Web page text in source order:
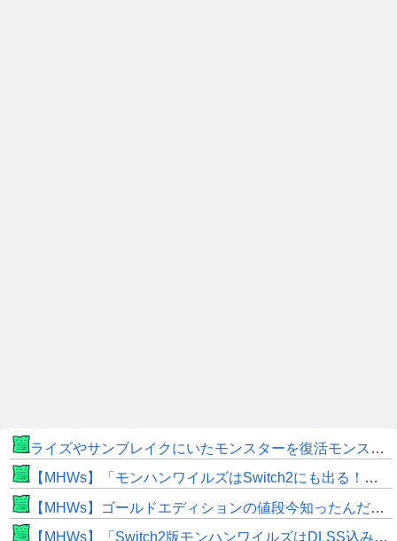
ライズやサンブレイクにいたモンスターを復活モンスターと呼ぶのはやめよう
【MHWs】「モンハンワイルズはSwitch2にも出る！」👈こいつにかけたい言葉ｗｗｗｗｗｗｗｗｗ
【MHWs】ゴールドエディションの値段今知ったんだけどやっっっっっっすwwwww
【MHWs】「Switch2版モンハンワイルズはDLSS込みで最大1440p動作」